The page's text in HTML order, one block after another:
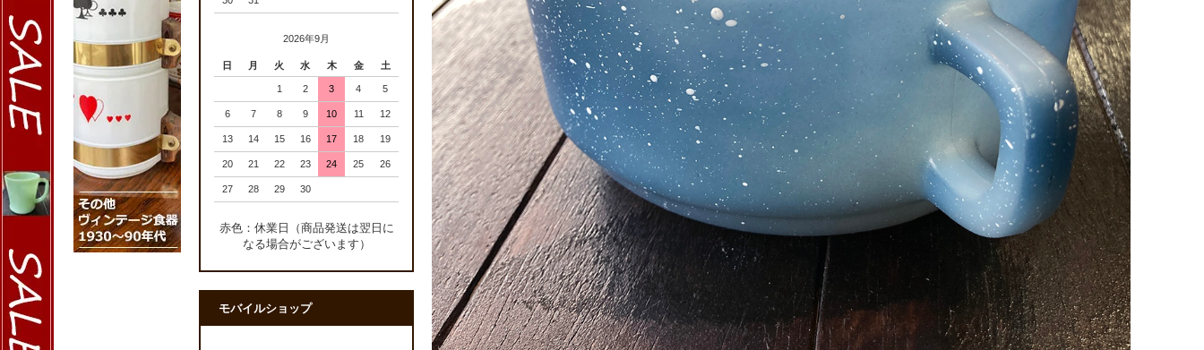
2026年9月
日 月 火 水 木 金 土
1 2 3 4 5
6 7 8 9 10 11 12
13 14 15 16 17 18 19
20 21 22 23 24 25 26
27 28 29 30
赤色：休業日（商品発送は翌日に
なる場合がございます）
モバイルショップ